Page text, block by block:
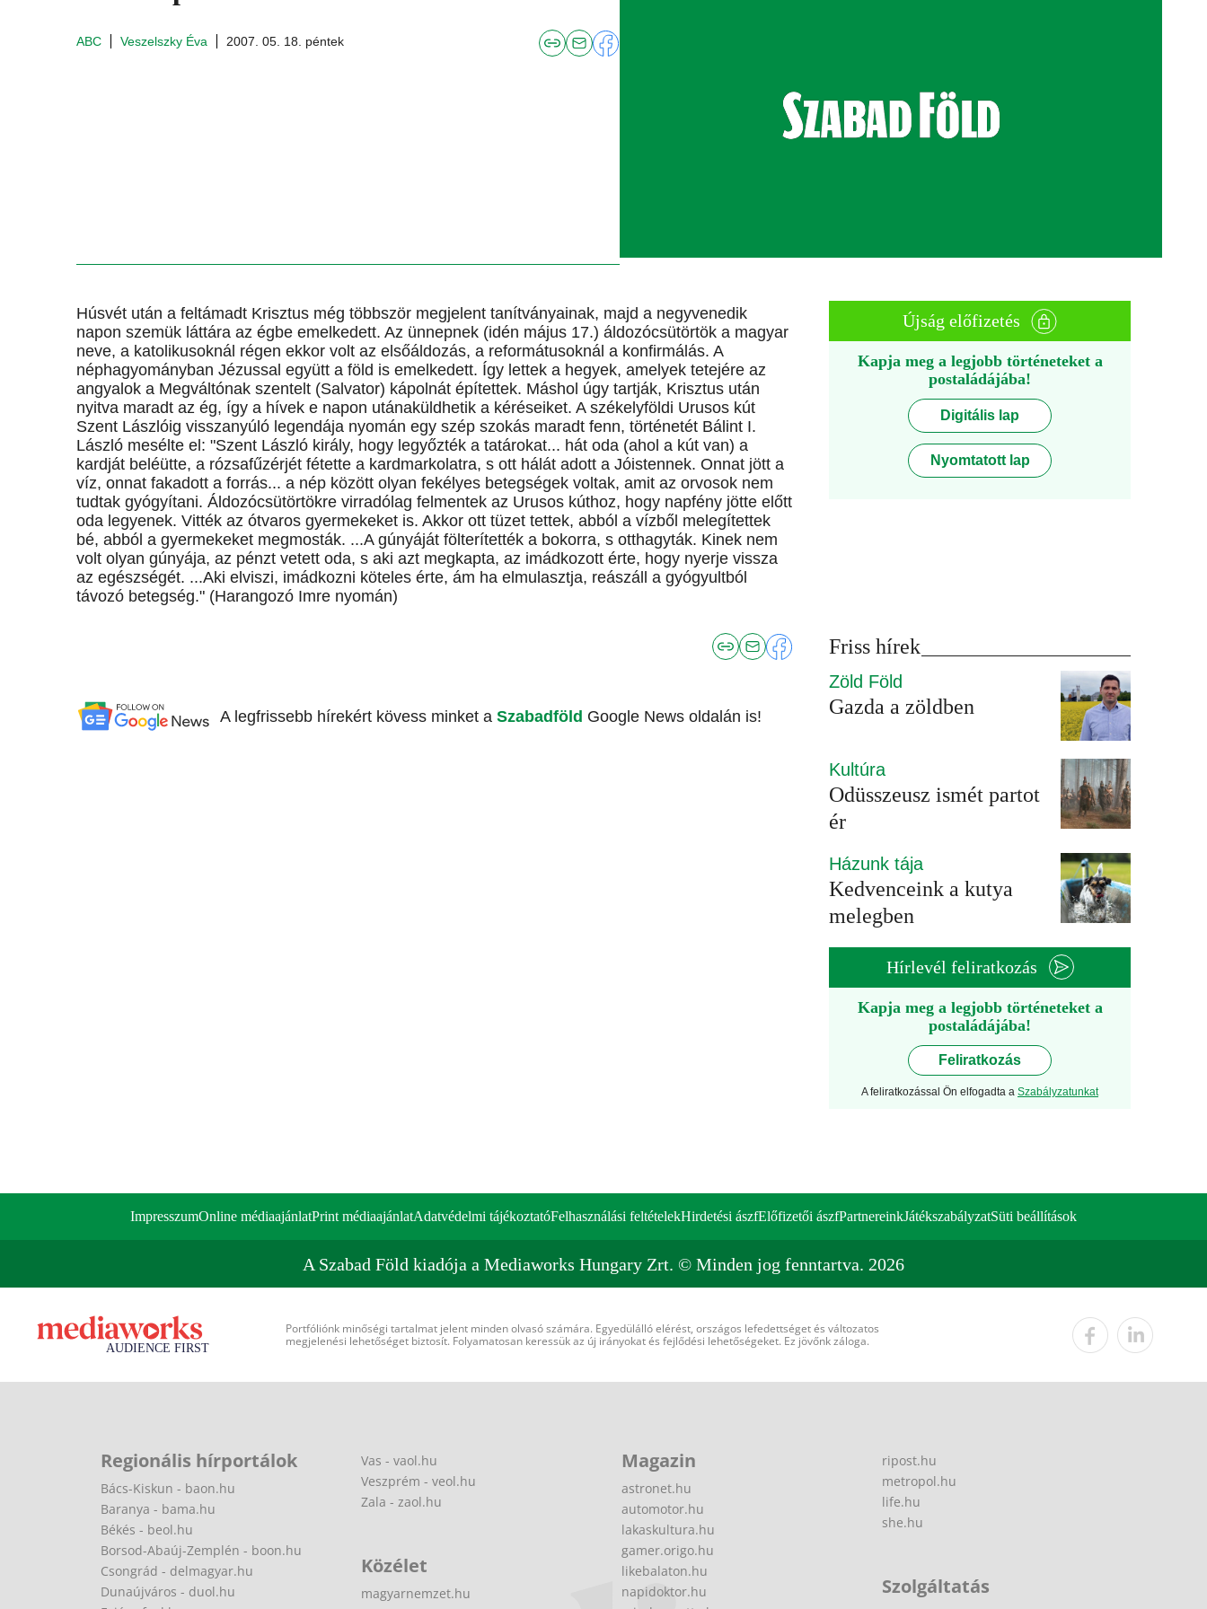
ABC Veszelszky Éva 2007. 05. 18. péntek
Húsvét után a feltámadt Krisztus még többször megjelent tanítványainak, majd a negyvenedik
napon szemük láttára az égbe emelkedett. Az ünnepnek (idén május 17.) áldozócsütörtök a magyar
neve, a katolikusoknál régen ekkor volt az elsőáldozás, a reformátusoknál a konfirmálás. A
néphagyományban Jézussal együtt a föld is emelkedett. Így lettek a hegyek, amelyek tetejére az
angyalok a Megváltónak szentelt (Salvator) kápolnát építettek. Máshol úgy tartják, Krisztus után
nyitva maradt az ég, így a hívek e napon utánaküldhetik a kéréseiket. A székelyföldi Urusos kút
Szent Lászlóig visszanyúló legendája nyomán egy szép szokás maradt fenn, történetét Bálint I.
László mesélte el: "Szent László király, hogy legyőzték a tatárokat... hát oda (ahol a kút van) a
kardját beléütte, a rózsafűzérjét fétette a kardmarkolatra, s ott hálát adott a Jóistennek. Onnat jött a
víz, onnat fakadott a forrás... a nép között olyan fekélyes betegségek voltak, amit az orvosok nem
tudtak gyógyítani. Áldozócsütörtökre virradólag felmentek az Urusos kúthoz, hogy napfény jötte előtt
oda legyenek. Vitték az ótvaros gyermekeket is. Akkor ott tüzet tettek, abból a vízből melegítettek
bé, abból a gyermekeket megmosták. ...A gúnyáját fölterítették a bokorra, s otthagyták. Kinek nem
volt olyan gúnyája, az pénzt vetett oda, s aki azt megkapta, az imádkozott érte, hogy nyerje vissza
az egészségét. ...Aki elviszi, imádkozni köteles érte, ám ha elmulasztja, reászáll a gyógyultból
távozó betegség." (Harangozó Imre nyomán)
A legfrissebb hírekért kövess minket a Szabadföld Google News oldalán is!
Újság előfizetés
Kapja meg a legjobb történeteket a
postaládájába!
Digitális lap
Nyomtatott lap
Friss hírek
Zöld Föld
Gazda a zöldben
Kultúra
Odüsszeusz ismét partot
ér
Házunk tája
Kedvenceink a kutya
melegben
Hírlevél feliratkozás
Kapja meg a legjobb történeteket a
postaládájába!
Feliratkozás
A feliratkozással Ön elfogadta a Szabályzatunkat
ImpresszumOnline médiaajánlatPrint médiaajánlatAdatvédelmi tájékoztatóFelhasználási feltételekHirdetési ászfElőfizetői ászfPartnereinkJátékszabályzatSüti beállítások
A Szabad Föld kiadója a Mediaworks Hungary Zrt. © Minden jog fenntartva. 2026
Portfóliónk minőségi tartalmat jelent minden olvasó számára. Egyedülálló elérést, országos lefedettséget és változatos
megjelenési lehetőséget biztosít. Folyamatosan keressük az új irányokat és fejlődési lehetőségeket. Ez jövőnk záloga.
Regionális hírportálok
Bács-Kiskun - baon.hu
Baranya - bama.hu
Békés - beol.hu
Borsod-Abaúj-Zemplén - boon.hu
Csongrád - delmagyar.hu
Dunaújváros - duol.hu
Vas - vaol.hu
Veszprém - veol.hu
Zala - zaol.hu
Közélet
magyarnemzet.hu
Magazin
astronet.hu
automotor.hu
lakaskultura.hu
gamer.origo.hu
likebalaton.hu
napidoktor.hu
ripost.hu
metropol.hu
life.hu
she.hu
Szolgáltatás